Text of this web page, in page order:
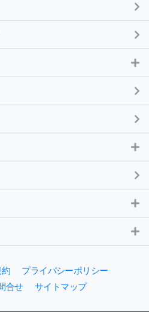
プライバシーポリシー
合せ サイトマップ